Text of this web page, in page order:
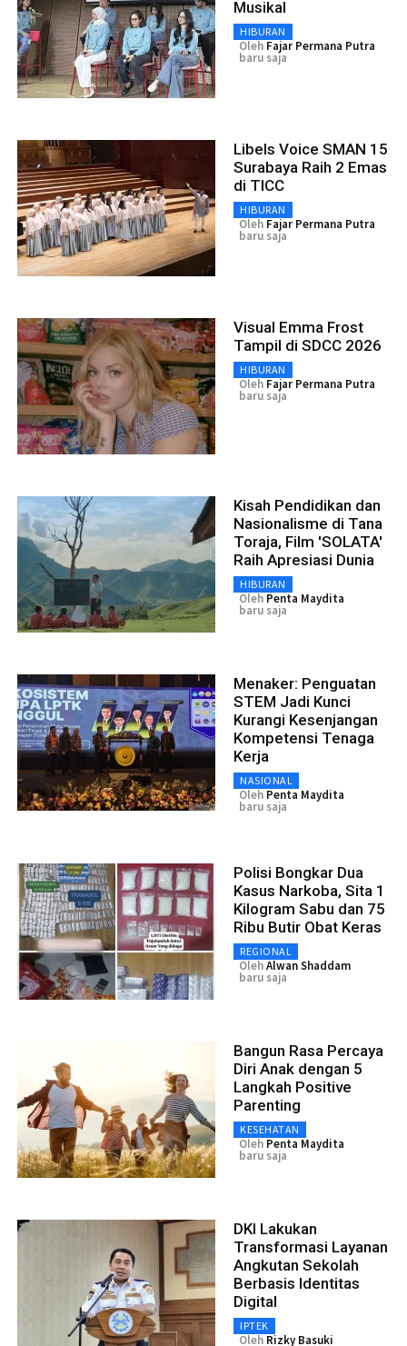
Musikal
HIBURAN
Oleh Fajar Permana Putra
baru saja
Libels Voice SMAN 15
Surabaya Raih 2 Emas
di TICC
HIBURAN
Oleh Fajar Permana Putra
baru saja
Visual Emma Frost
Tampil di SDCC 2026
HIBURAN
Oleh Fajar Permana Putra
baru saja
Kisah Pendidikan dan
Nasionalisme di Tana
Toraja, Film 'SOLATA'
Raih Apresiasi Dunia
HIBURAN
Oleh Penta Maydita
baru saja
Menaker: Penguatan
STEM Jadi Kunci
Kurangi Kesenjangan
Kompetensi Tenaga
Kerja
NASIONAL
Oleh Penta Maydita
baru saja
Polisi Bongkar Dua
Kasus Narkoba, Sita 1
Kilogram Sabu dan 75
Ribu Butir Obat Keras
REGIONAL
OlehAlwan Shaddam
baru saja
Bangun Rasa Percaya
Diri Anak dengan 5
Langkah Positive
Parenting
KESEHATAN
Oleh Penta Maydita
baru saja
DKI Lakukan
Transformasi Layanan
Angkutan Sekolah
Berbasis Identitas
Digital
IPTEK
Oleh Rizky Basuki